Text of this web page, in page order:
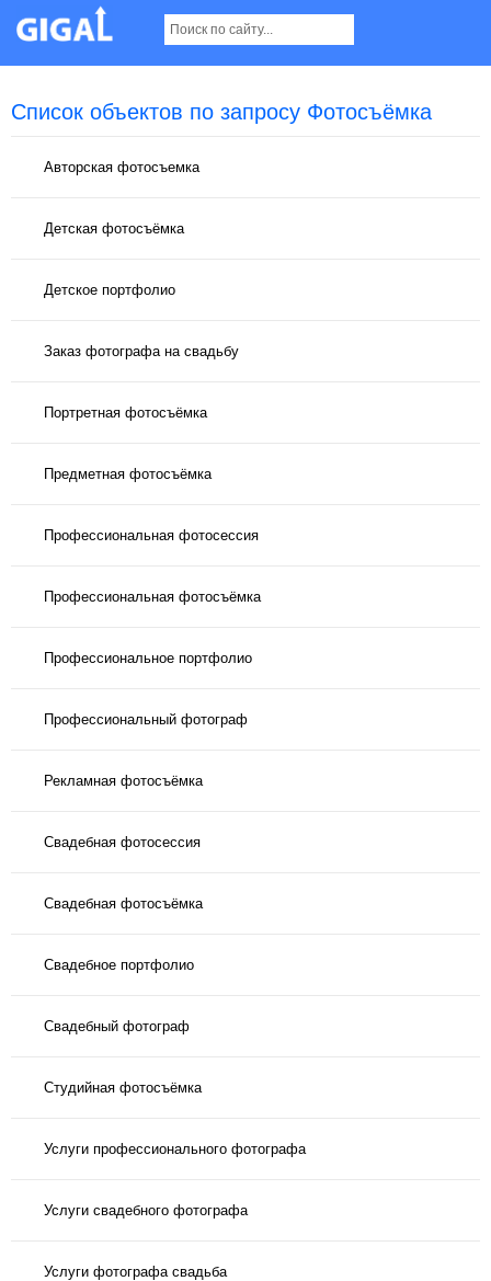
Список объектов по запросу Фотосъёмка
Авторская фотосъемка
Детская фотосъёмка
Детское портфолио
Заказ фотографа на свадьбу
Портретная фотосъёмка
Предметная фотосъёмка
Профессиональная фотосессия
Профессиональная фотосъёмка
Профессиональное портфолио
Профессиональный фотограф
Рекламная фотосъёмка
Свадебная фотосессия
Свадебная фотосъёмка
Свадебное портфолио
Свадебный фотограф
Студийная фотосъёмка
Услуги профессионального фотографа
Услуги свадебного фотографа
Услуги фотографа свадьба